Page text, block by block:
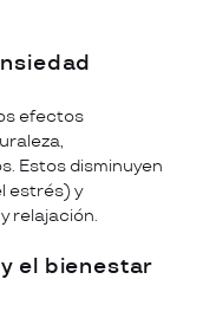
efectos
Estos disminuyen
estrés) y
relajación.
el bienestar